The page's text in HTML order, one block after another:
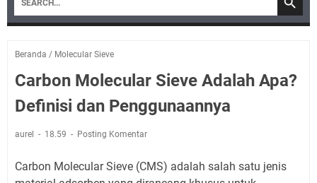
Beranda / Molecular Sieve
Carbon Molecular Sieve Adalah Apa?
Definisi dan Penggunaannya
aurel 18.59 Posting Komentar
Carbon Molecular Sieve (CMS) adalah salah satu jenis